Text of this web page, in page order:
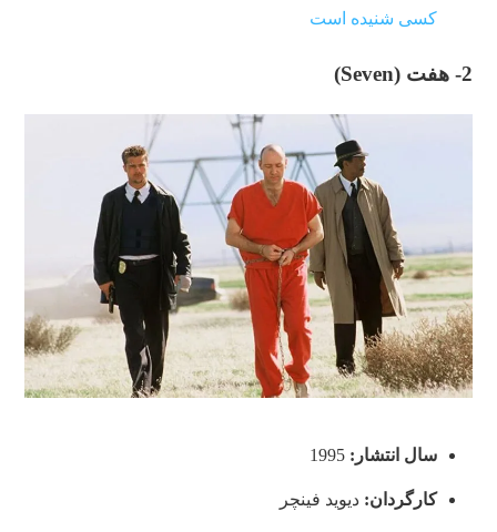
کسی شنیده است
2- هفت ( Seven
)
سال انتشار:
کارگردان: دیوید فینچر